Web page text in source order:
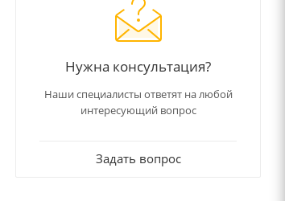
Нужна консультация?
Наши специалисты ответят на любой
интересующий вопрос
Задать вопрос